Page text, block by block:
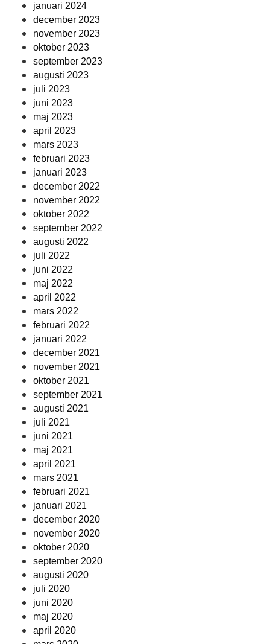
januari 2024
december 2023
november 2023
oktober 2023
september 2023
augusti 2023
juli 2023
juni 2023
maj 2023
april 2023
mars 2023
februari 2023
januari 2023
december 2022
november 2022
oktober 2022
september 2022
augusti 2022
juli 2022
juni 2022
maj 2022
april 2022
mars 2022
februari 2022
januari 2022
december 2021
november 2021
oktober 2021
september 2021
augusti 2021
juli 2021
juni 2021
maj 2021
april 2021
mars 2021
februari 2021
januari 2021
december 2020
november 2020
oktober 2020
september 2020
augusti 2020
juli 2020
juni 2020
maj 2020
april 2020